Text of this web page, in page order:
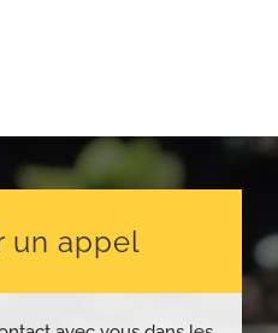
un appel